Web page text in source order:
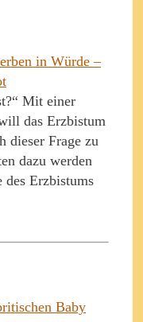
in Würde –
Mit einer
das Erzbistum
dieser Frage zu
dazu werden
des Erzbistums
Baby